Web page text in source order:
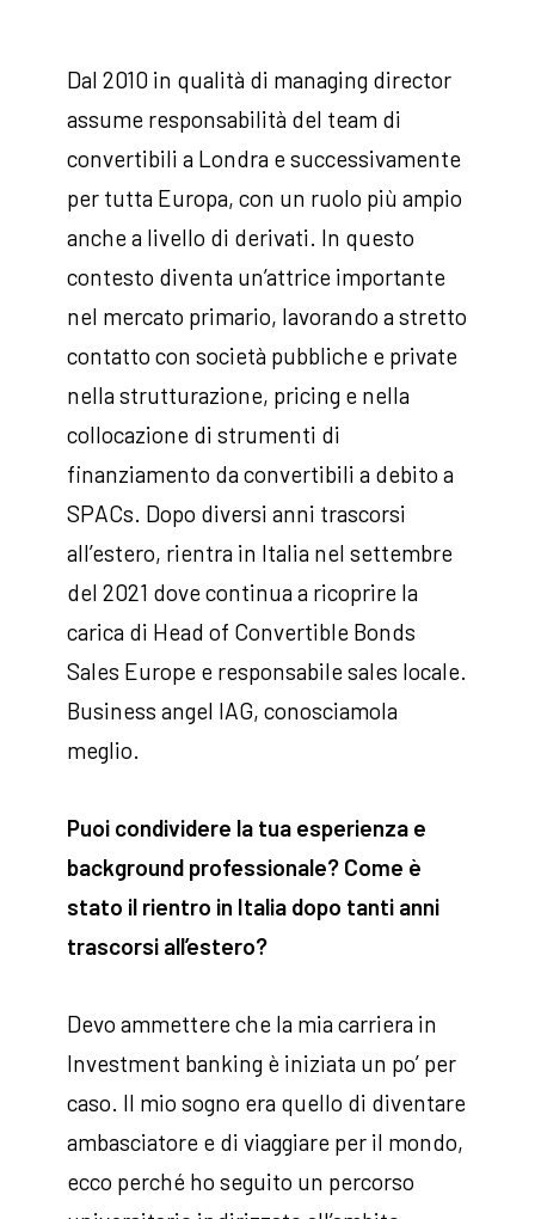
Dal 2010 in qualità di managing director
assume responsabilità del team di
convertibili a Londra e successivamente
per tutta Europa, con un ruolo più ampio
anche a livello di derivati. In questo
contesto diventa un’attrice importante
nel mercato primario, lavorando a stretto
contatto con società pubbliche e private
nella strutturazione, pricing e nella
collocazione di strumenti di
finanziamento da convertibili a debito a
SPACs. Dopo diversi anni trascorsi
all’estero, rientra in Italia nel settembre
del 2021 dove continua a ricoprire la
carica di Head of Convertible Bonds
Sales Europe e responsabile sales locale.
Business angel IAG, conosciamola
meglio.
Puoi condividere la tua esperienza e
background professionale? Come è
stato il rientro in Italia dopo tanti anni
trascorsi all’estero?
Devo ammettere che la mia carriera in
Investment banking è iniziata un po’ per
caso. Il mio sogno era quello di diventare
ambasciatore e di viaggiare per il mondo,
ecco perché ho seguito un percorso